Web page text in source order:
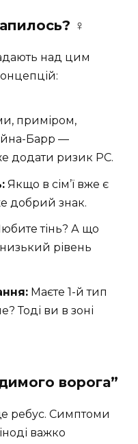
‍♀️
над цим
приміром,
Барр —
додати ризик РС.
Якщо в сім’ї вже є
добрий знак.
тінь? А що
рівень
Маєте 1-й тип
Тоді ви в зоні
ворога”
ребус. Симптоми
важко